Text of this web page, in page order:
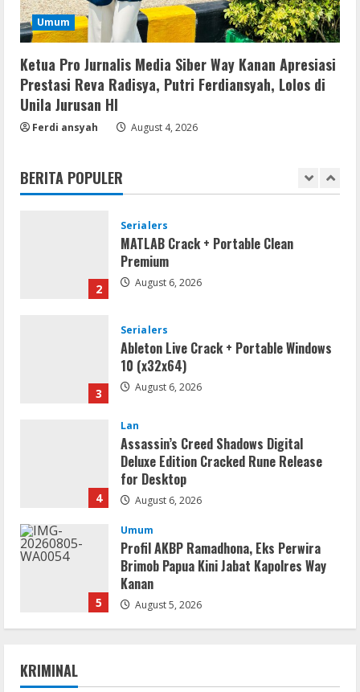
Umum
Ketua Pro Jurnalis Media Siber Way Kanan Apresiasi
Prestasi Reva Radisya, Putri Ferdiansyah, Lolos di
Unila Jurusan HI
Ferdi ansyah August 4, 2026
BERITA POPULER
5
Umum
Profil AKBP Ramadhona, Eks Perwira
Brimob Papua Kini Jabat Kapolres Way
Kanan
August 5, 2026
1
Serialers
VMware Workstation Portable +
2
Serialers
MATLAB Crack + Portable Clean
Premium
August 6, 2026
3
Serialers
Ableton Live Crack + Portable Windows
10 (x32x64)
August 6, 2026
4
Lan
Assassin’s Creed Shadows Digital
Deluxe Edition Cracked Rune Release
for Desktop
August 6, 2026
5
Umum
Profil AKBP Ramadhona, Eks Perwira
Brimob Papua Kini Jabat Kapolres Way
Kanan
August 5, 2026
KRIMINAL